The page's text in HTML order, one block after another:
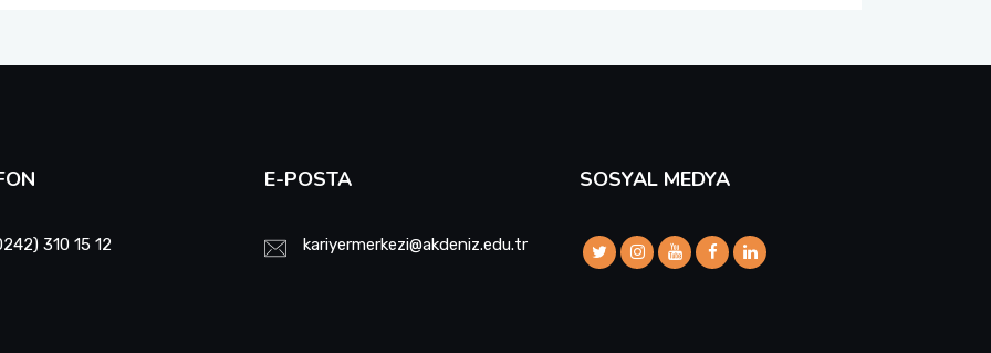
310 15 12
E-POSTA
kariyermerkezi@akdeniz.edu.tr
SOSYAL MEDYA